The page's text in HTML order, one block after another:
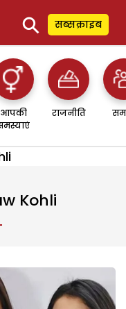
⚲ सब्सक्राइब
आपकी
राजनीति
Kohli